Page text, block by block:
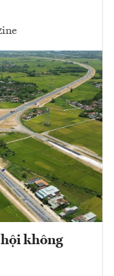
không